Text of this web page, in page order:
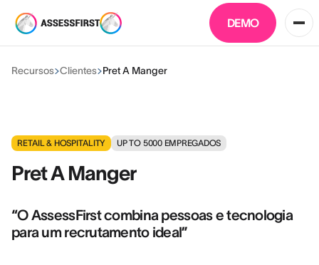
DEMO
Recursos Clientes Pret A Manger
RETAIL & HOSPITALITY UP TO 5000 EMPREGADOS
Pret A Manger
“O AssessFirst combina pessoas e tecnologia
para um recrutamento ideal”